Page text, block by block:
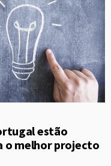
estão
o melhor projecto